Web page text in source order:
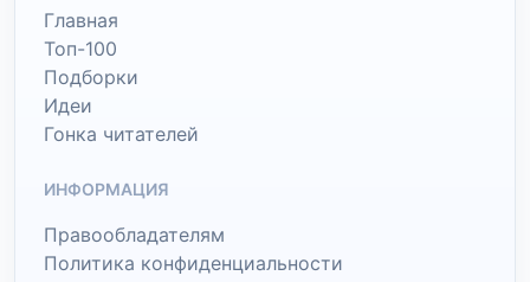
Главная
Топ-100
Подборки
Идеи
Гонка читателей
ИНФОРМАЦИЯ
Правообладателям
Политика конфиденциальности